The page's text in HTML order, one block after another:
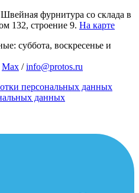
Швейная фурнитура со склада в
132, строение 9. На карте
суббота, воскресенье и
Max /info@protos.ru
персональных данных
данных